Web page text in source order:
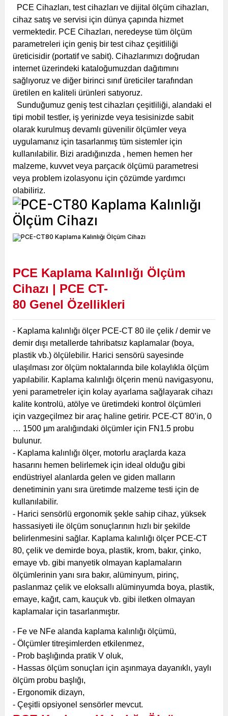
PCE Cihazları, test cihazları ve dijital ölçüm cihazları,
cihaz satış ve servisi için dünya çapında hizmet
vermektedir. PCE Cihazları, neredeyse tüm ölçüm
parametreleri için geniş bir test cihaz çeşitliliği
üreticisidir (portatif ve sabit). Cihazlarımızı doğrudan
internet üzerindeki kataloğumuzdan dağıtımını
sağlıyoruz ve diğer birinci sınıf üreticiler tarafından
üretilen en kaliteli ürünleri satıyoruz.
Sunduğumuz geniş test cihazları çeşitliliği, alandaki el
tipi mobil testler, iş yerinizde veya tesisinizde sabit
olarak kurulmuş devamlı güvenilir ölçümler veya
uygulamanız için tasarlanmış tüm sistemler için
kullanılabilir. Bizi aradığınızda , hemen hemen her
malzeme, kuvvet veya parçacık ölçümü parametresi
veya problem izolasyonu için çözümde yardımcı
olabiliriz.
PCE Kaplama Kalınlığı Ölçüm
Cihazı | PCE CT-
80 Genel Özellikleri
- Kaplama kalınlığı ölçer PCE-CT 80 ile çelik / demir ve
demir dışı metallerde tahribatsız kaplamalar (boya,
plastik vb.) ölçülebilir. Harici sensörü sayesinde
ulaşılması zor ölçüm noktalarında bile kolaylıkla ölçüm
yapılabilir. Kaplama kalınlığı ölçerin menü navigasyonu,
yeni parametreler için kolay ayarlama sağlayarak cihazı
kalite kontrolü, atölye ve üretimdeki kontrol ölçümleri
için vazgeçilmez bir araç haline getirir. PCE-CT 80’in, 0
… 1500 µm aralığındaki ölçümler için FN1.5 probu
bulunur.
- Kaplama kalınlığı ölçer, motorlu araçlarda kaza
hasarını hemen belirlemek için ideal olduğu gibi
endüstriyel alanlarda gelen ve giden malların
denetiminin yanı sıra üretimde malzeme testi için de
kullanılabilir.
- Harici sensörlü ergonomik şekle sahip cihaz, yüksek
hassasiyeti ile ölçüm sonuçlarının hızlı bir şekilde
belirlenmesini sağlar. Kaplama kalınlığı ölçer PCE-CT
80, çelik ve demirde boya, plastik, krom, bakır, çinko,
emaye vb. gibi manyetik olmayan kaplamaların
ölçümlerinin yanı sıra bakır, alüminyum, pirinç,
paslanmaz çelik ve eloksallı alüminyumda boya, plastik,
emaye, kağıt, cam, kauçuk vb. gibi iletken olmayan
kaplamalar için tasarlanmıştır.
- Fe ve NFe alanda kaplama kalınlığı ölçümü,
- Ölçümler titreşimlerden etkilenmez,
- Prob başlığında pratik V oluk,
- Hassas ölçüm sonuçları için aşınmaya dayanıklı, yaylı
ölçüm probu başlığı,
- Ergonomik dizayn,
- Çeşitli opsiyonel sensörler mevcut.